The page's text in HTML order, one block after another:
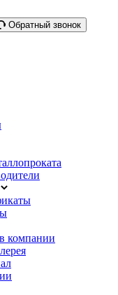
Обратный звонок
компании